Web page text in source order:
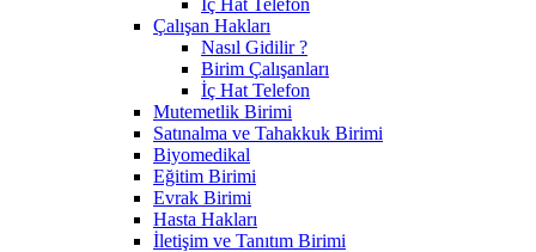
Çalışan Hakları
Nasıl Gidilir ?
Birim Çalışanları
İç Hat Telefon
Mutemetlik Birimi
Satınalma ve Tahakkuk Birimi
Biyomedikal
Eğitim Birimi
Evrak Birimi
Hasta Hakları
İletişim ve Tanıtım Birimi